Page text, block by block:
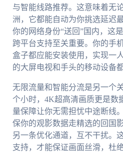
与智能线路推荐。这意味着无
洲，它都能自动为你挑选延迟
你的网络身份“送回”国内，这
跨平台支持至关重要。你的手
盒子都应能安装使用，实现一
的大屏电视和手头的移动设备
无限流量和智能分流是另一个
个小时，4K超高清画质更是数
量保障让你无需担忧中途断线
保你的观影数据走精选的回国
另一条优化通道，互不干扰。
支持，才能保证画面丝滑，杜